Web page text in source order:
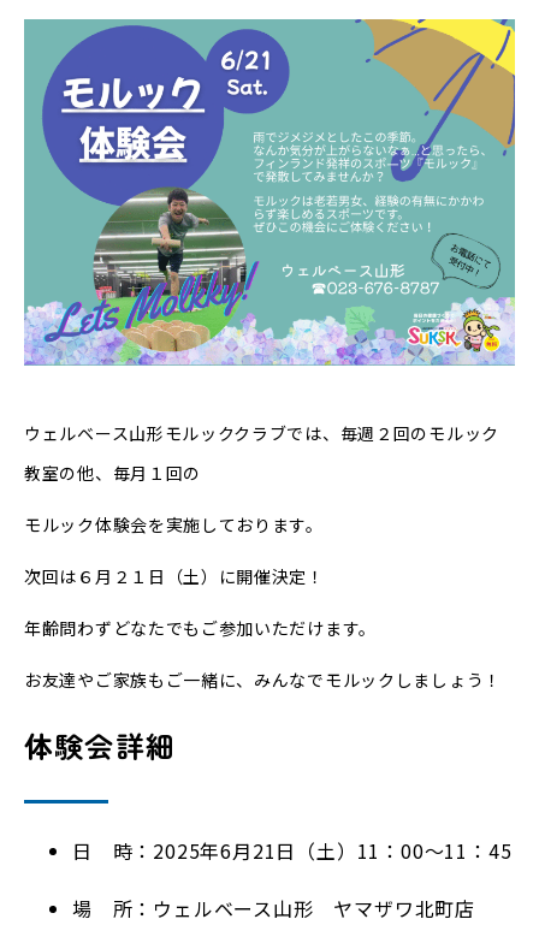
ウェルベース山形モルッククラブでは、毎週２回のモルック
教室の他、毎月１回の
モルック体験会を実施しております。
次回は６月２１日（土）に開催決定！
年齢問わずどなたでもご参加いただけます。
お友達やご家族もご一緒に、みんなでモルックしましょう！
体験会詳細
日 時：2025年6月21日（土）11：00～11：45
場 所：ウェルベース山形 ヤマザワ北町店